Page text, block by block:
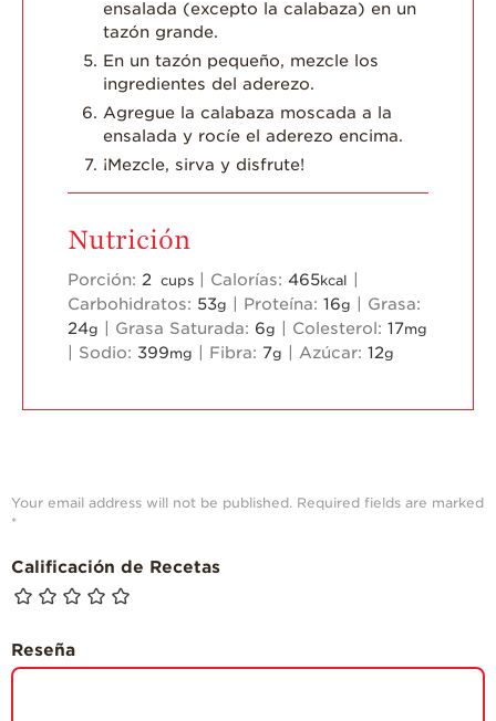
ensalada (excepto la calabaza) en un
tazón grande.
En un tazón pequeño, mezcle los
ingredientes del aderezo.
Agregue la calabaza moscada a la
ensalada y rocíe el aderezo encima.
¡Mezcle, sirva y disfrute!
Nutrición
Porción: 2 cups Calorías: 465kcal
Carbohidratos: 53g Proteína: 16g
Grasa:
24g Grasa Saturada: 6g Colesterol: 17mg
Sodio: 399mg Fibra: 7g Azúcar: 12g
Your email address will not be published. Required fields are marked
*
Calificación de Recetas
Reseña